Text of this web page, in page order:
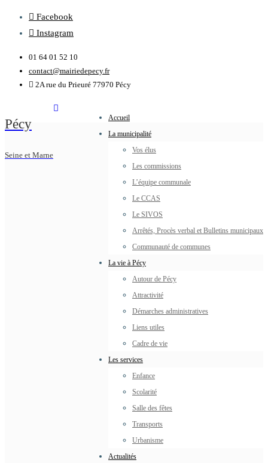
Facebook
Instagram
01 64 01 52 10
contact@mairiedepecy.fr
2A rue du Prieuré 77970 Pécy
Pécy
Seine et Marne
Accueil
La municipalité
Vos élus
Les commissions
L’équipe communale
Le CCAS
Le SIVOS
Arrêtés, Procès verbal et Bulletins municipaux
Communauté de communes
La vie à Pécy
Autour de Pécy
Attractivité
Démarches administratives
Liens utiles
Cadre de vie
Les services
Enfance
Scolarité
Salle des fêtes
Transports
Urbanisme
Actualités